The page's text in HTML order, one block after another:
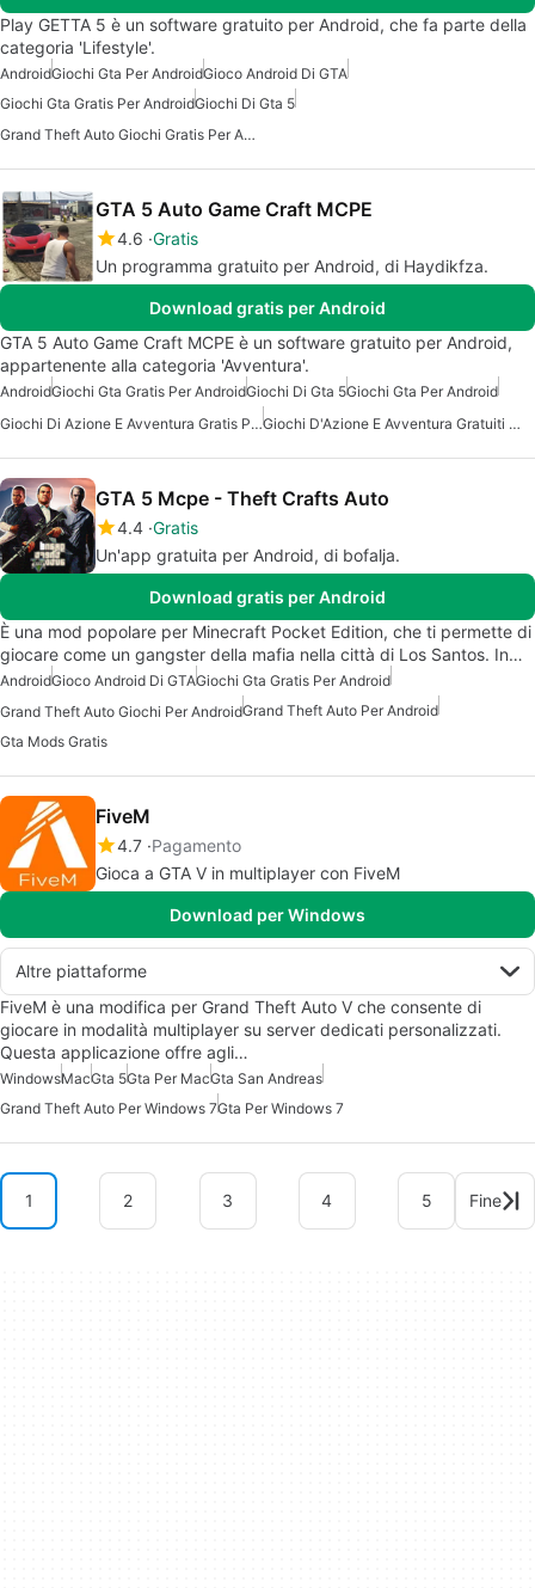
Play GETTA 5 è un software gratuito per Android, che fa parte della
categoria 'Lifestyle'.
AndroidGiochi Gta Per AndroidGioco Android Di GTA
Giochi Gta Gratis Per AndroidGiochi Di Gta 5
Grand Theft Auto Giochi Gratis Per Android
GTA 5 Auto Game Craft MCPE
4.6 Gratis
Un programma gratuito per Android, di Haydikfza.
Download gratis per Android
GTA 5 Auto Game Craft MCPE è un software gratuito per Android,
appartenente alla categoria 'Avventura'.
AndroidGiochi Gta Gratis Per AndroidGiochi Di Gta 5Giochi Gta Per Android
Giochi Di Azione E Avventura Gratis Per Android
Giochi D'Azione E Avventura Gratuiti Per Android
GTA 5 Mcpe - Theft Crafts Auto
4.4 Gratis
Un'app gratuita per Android, di bofalja.
Download gratis per Android
È una mod popolare per Minecraft Pocket Edition, che ti permette di
giocare come un gangster della mafia nella città di Los Santos. In…
AndroidGioco Android Di GTAGiochi Gta Gratis Per Android
Grand Theft Auto Giochi Per AndroidGrand Theft Auto Per Android
Gta Mods Gratis
FiveM
4.7 Pagamento
Gioca a GTA V in multiplayer con FiveM
Download per Windows
Altre piattaforme
FiveM è una modifica per Grand Theft Auto V che consente di
giocare in modalità multiplayer su server dedicati personalizzati.
Questa applicazione offre agli…
WindowsMacGta 5Gta Per MacGta San Andreas
Grand Theft Auto Per Windows 7Gta Per Windows 7
1 2 3 4 5 Fine